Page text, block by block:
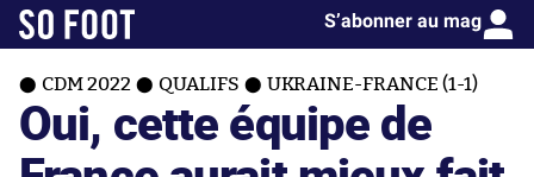
S’abonner au mag
CDM 2022 QUALIFS UKRAINE-FRANCE (1-1)
Oui, cette équipe de